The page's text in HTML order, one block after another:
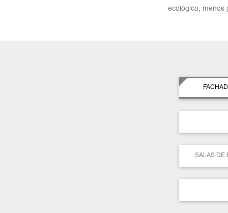
ecológico, menos
SALAS DE